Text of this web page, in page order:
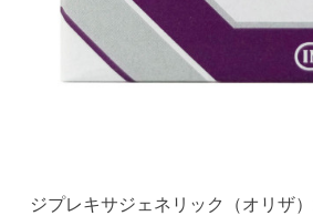
ジプレキサジェネリック（オリザ